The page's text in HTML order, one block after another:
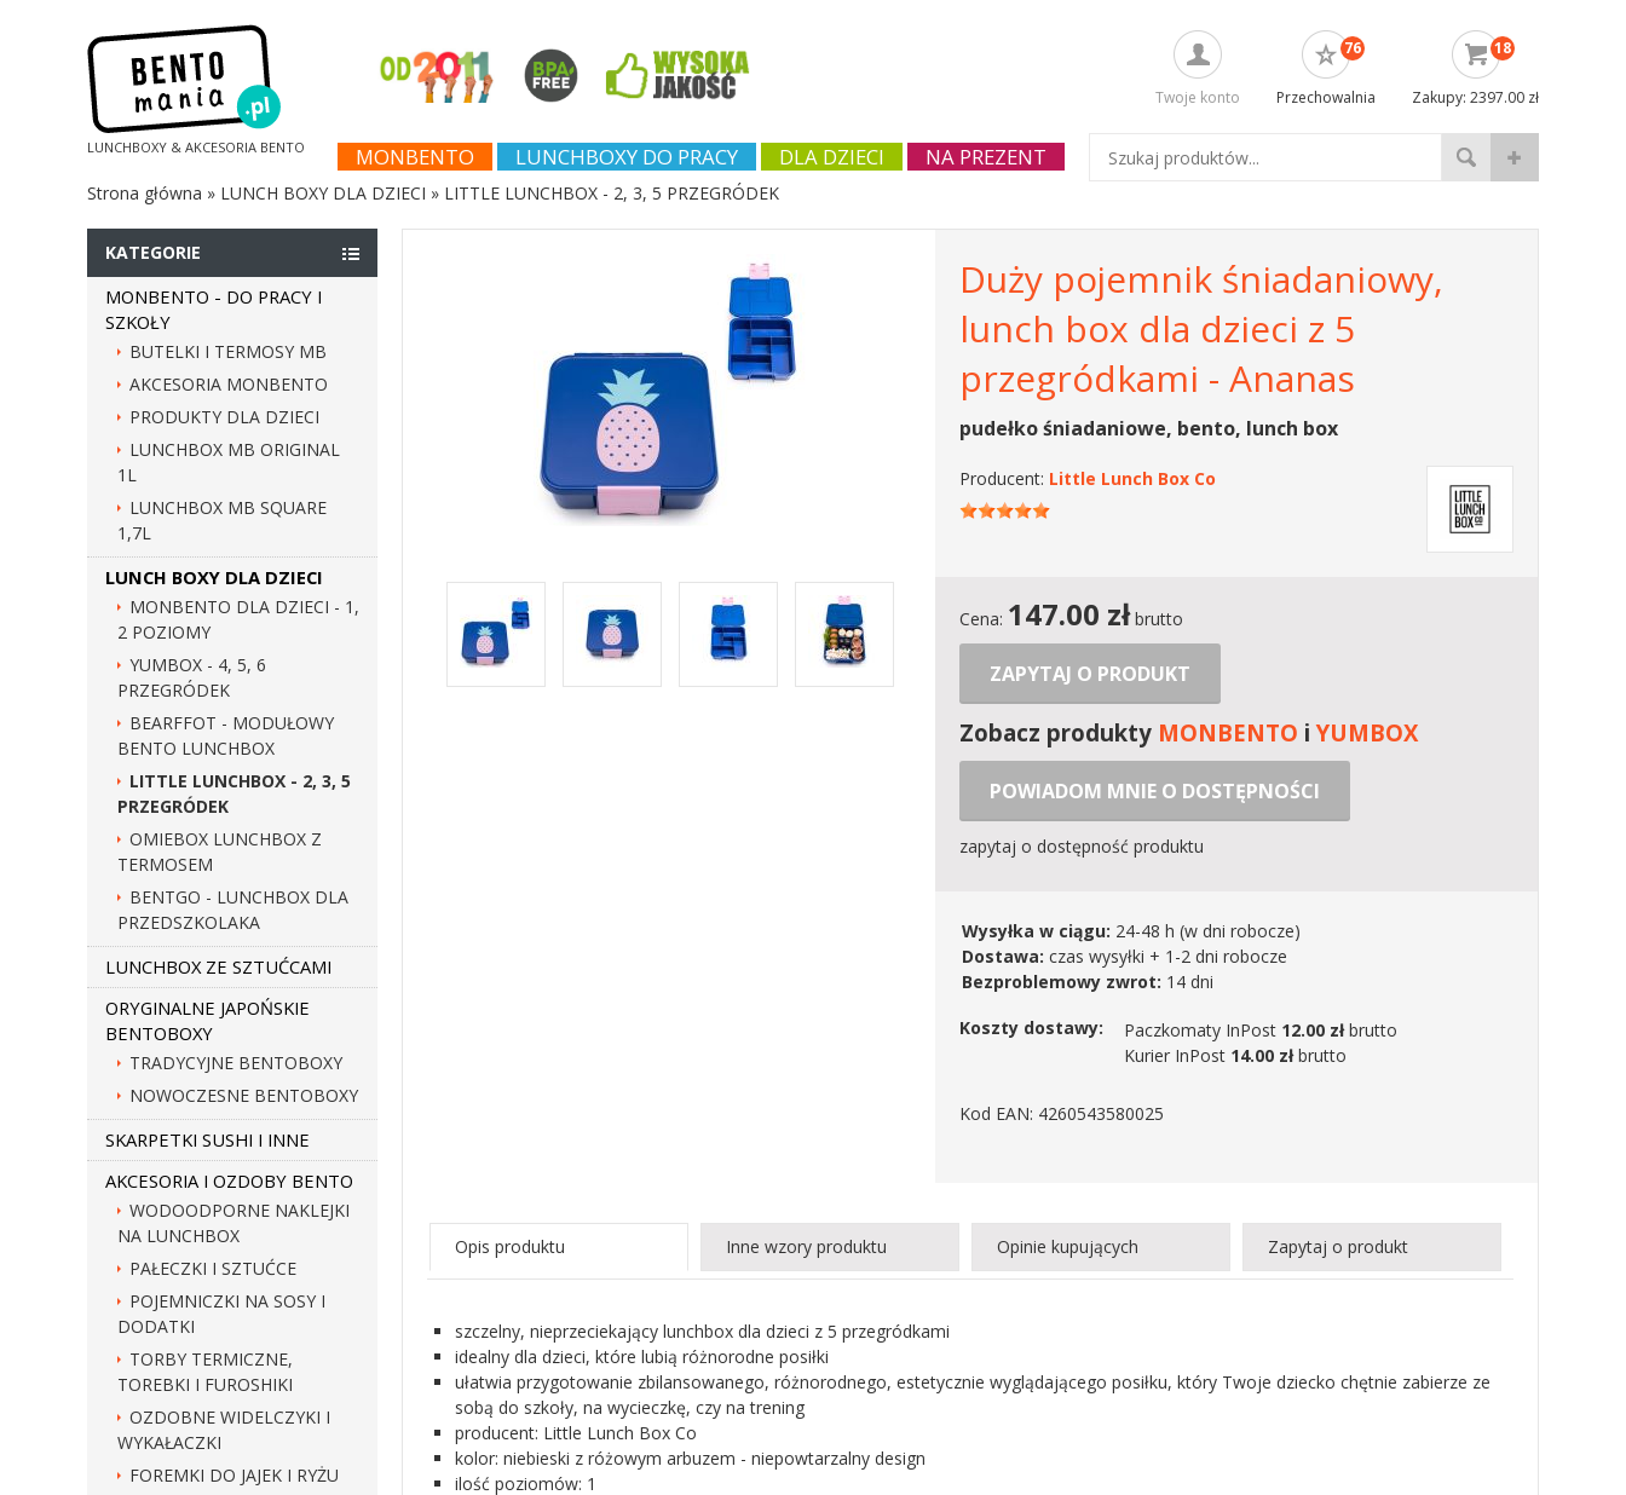
LUNCHBOXY & AKCESORIA BENTO
Twoje konto
76
Przechowalnia
18
Zakupy: 2397.00 zł
MONBENTO LUNCHBOXY DO PRACY DLA DZIECI NA PREZENT
Strona główna » LUNCH BOXY DLA DZIECI » LITTLE LUNCHBOX - 2, 3, 5 PRZEGRÓDEK
KATEGORIE
MONBENTO - DO PRACY I
SZKOŁY
BUTELKI I TERMOSY MB
AKCESORIA MONBENTO
PRODUKTY DLA DZIECI
LUNCHBOX MB ORIGINAL
1L
LUNCHBOX MB SQUARE
1,7L
LUNCH BOXY DLA DZIECI
MONBENTO DLA DZIECI - 1,
2 POZIOMY
YUMBOX - 4, 5, 6
PRZEGRÓDEK
BEARFFOT - MODUŁOWY
BENTO LUNCHBOX
LITTLE LUNCHBOX - 2, 3, 5
PRZEGRÓDEK
OMIEBOX LUNCHBOX Z
TERMOSEM
BENTGO - LUNCHBOX DLA
PRZEDSZKOLAKA
LUNCHBOX ZE SZTUĆCAMI
ORYGINALNE JAPOŃSKIE
BENTOBOXY
TRADYCYJNE BENTOBOXY
NOWOCZESNE BENTOBOXY
SKARPETKI SUSHI I INNE
AKCESORIA I OZDOBY BENTO
WODOODPORNE NAKLEJKI
NA LUNCHBOX
PAŁECZKI I SZTUĆCE
POJEMNICZKI NA SOSY I
DODATKI
TORBY TERMICZNE,
TOREBKI I FUROSHIKI
OZDOBNE WIDELCZYKI I
WYKAŁACZKI
FOREMKI DO JAJEK I RYŻU
Duży pojemnik śniadaniowy,
lunch box dla dzieci z 5
przegródkami - Ananas
pudełko śniadaniowe, bento, lunch box
Producent: Little Lunch Box Co
Cena: 147.00 złbrutto
ZAPYTAJ O PRODUKT
Zobacz produkty MONBENTO iYUMBOX
POWIADOM MNIE O DOSTĘPNOŚCI
zapytaj o dostępność produktu
Wysyłka w ciągu: 24-48 h (w dni robocze)
Dostawa: czas wysyłki + 1-2 dni robocze
Bezproblemowy zwrot: 14 dni
Koszty dostawy:
Paczkomaty InPost 12.00 złbrutto
Kurier InPost 14.00 złbrutto
Kod EAN: 4260543580025
Opis produktu Inne wzory produktu Opinie kupujących Zapytaj o produkt
szczelny, nieprzeciekający lunchbox dla dzieci z 5 przegródkami
idealny dla dzieci, które lubią różnorodne posiłki
ułatwia przygotowanie zbilansowanego, różnorodnego, estetycznie wyglądającego posiłku, który Twoje dziecko chętnie zabierze ze
sobą do szkoły, na wycieczkę, czy na trening
producent: Little Lunch Box Co
kolor: niebieski z różowym arbuzem - niepowtarzalny design
ilość poziomów: 1